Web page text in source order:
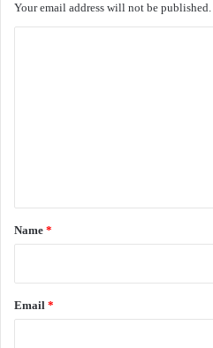
Your email address will not be published.
*
Name *
Email *